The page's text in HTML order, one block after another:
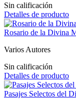
Sin calificación
Detalles de producto
Rosario de la Divina
Varios Autores
Sin calificación
Detalles de producto
Pasajes Selectos del